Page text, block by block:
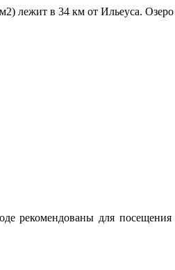
лежит в 34 км от Ильеуса. Озеро
рекомендованы для посещения